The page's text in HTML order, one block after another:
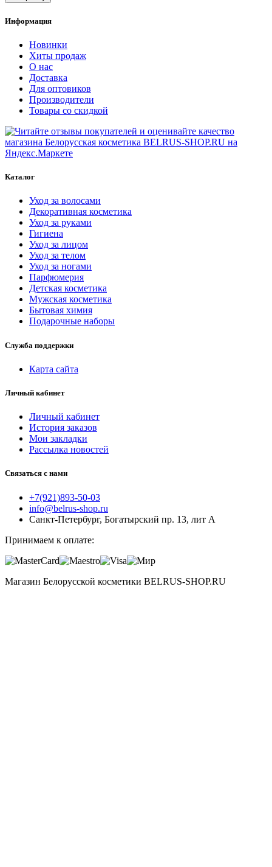
Информация
Новинки
Хиты продаж
О нас
Доставка
Для оптовиков
Производители
Товары со скидкой
Каталог
Уход за волосами
Декоративная косметика
Уход за руками
Гигиена
Уход за лицом
Уход за телом
Уход за ногами
Парфюмерия
Детская косметика
Мужская косметика
Бытовая химия
Подарочные наборы
Служба поддержки
Карта сайта
Личный кабинет
Личный кабинет
История заказов
Мои закладки
Рассылка новостей
Связаться с нами
+7(921)893-50-03
info@belrus-shop.ru
Санкт-Петербург, Богатырский пр. 13, лит А
Принимаем к оплате:
Магазин Белорусской косметики BELRUS-SHOP.RU